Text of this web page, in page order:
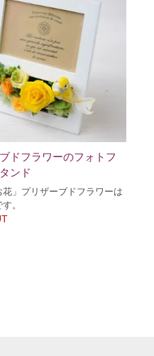
ドフラワーのフォトフ
ンド
花」プリザーブドフラワーは
。